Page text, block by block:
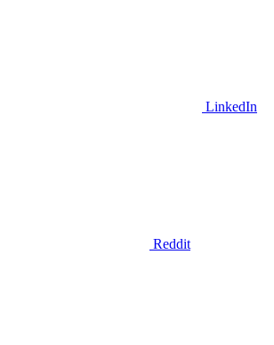
LinkedIn
Reddit